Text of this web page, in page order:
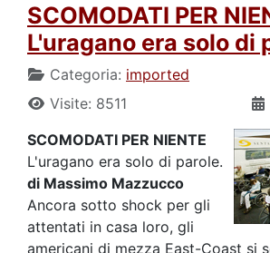
SCOMODATI PER
L'uragano era solo di
Categoria: imported
Visite: 8511
SCOMODATI PER NIENTE
L'uragano era solo di parole.
di Massimo Mazzucco
Ancora sotto shock per gli
attentati in casa loro, gli
americani di mezza East-Coast si